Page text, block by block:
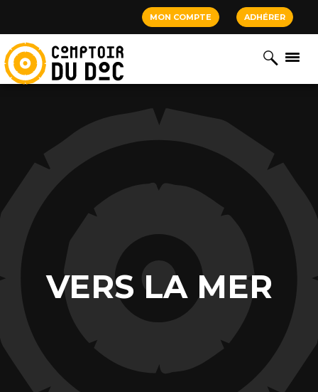
MON COMPTE ADHÉRER
VERS LA MER
Cookies management panel